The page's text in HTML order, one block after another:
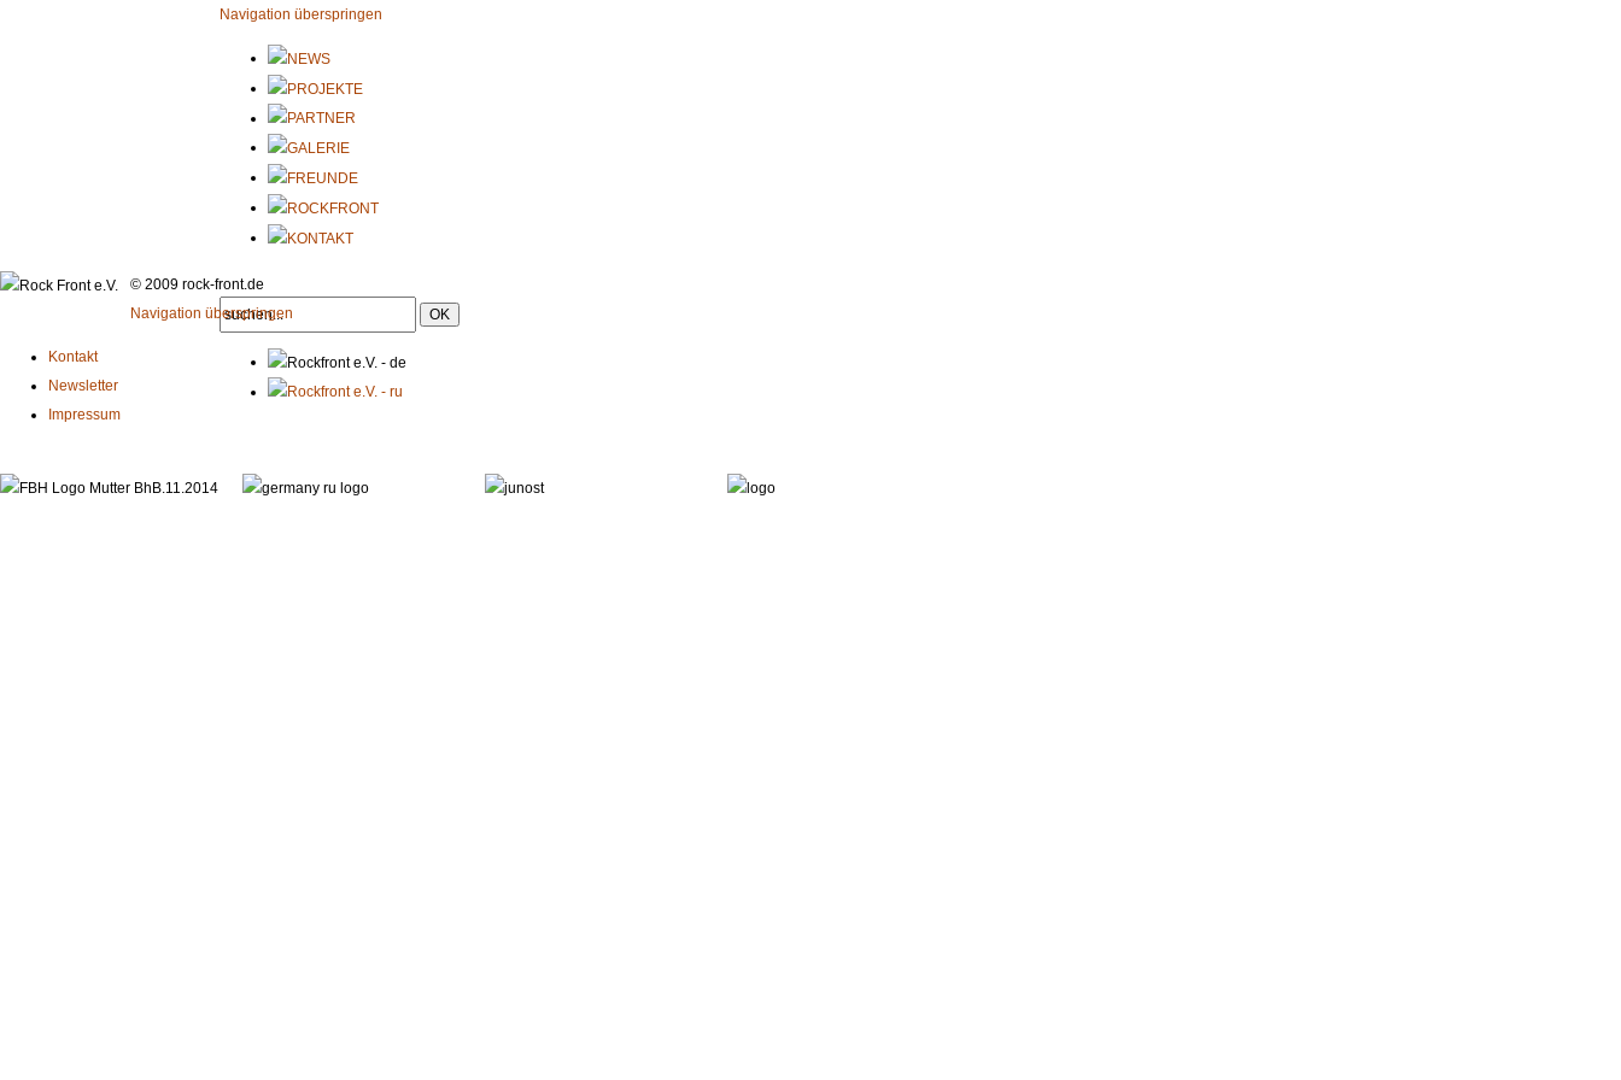
Navigation überspringen
© 2009 rock-front.de
Navigation überspringen
Kontakt
Newsletter
Impressum